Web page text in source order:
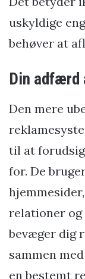
uskyldige
behøver at
Din adfærd
Den mere
til at
for. De
relationer og
bevæger dig
sammen
en bestemt